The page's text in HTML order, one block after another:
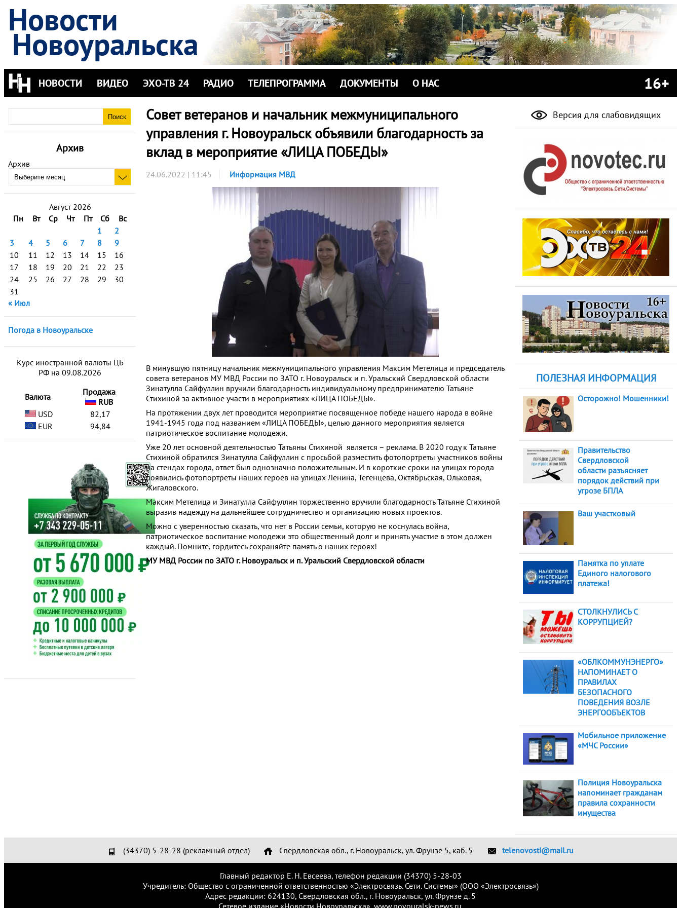
Новости
Новоуральска
НОВОСТИ ВИДЕО ЭХО-ТВ 24 РАДИО ТЕЛЕПРОГРАММА ДОКУМЕНТЫ О НАС 16+
Архив
Архив
Август 2026
Пн
Вт Ср Чт Пт Сб
Вс
1
2
3
4 5 6 7 8
9
10
11 12 13 14 15
16
17
18 19 20 21 22
23
24
25 26 27 28 29
30
31
« Июл
Погода в Новоуральске
Курс иностранной валюты ЦБ
РФ на 09.08.2026
Валюта
Продажа
RUB
USD
82,17
EUR
94,84
Совет ветеранов и начальник межмуниципального
управления г. Новоуральск объявили благодарность за
вклад в мероприятие «ЛИЦА ПОБЕДЫ»
24.06.2022 | 11:45 Информация МВД
В минувшую пятницу начальник межмуниципального управления Максим Метелица и председатель
совета ветеранов МУ МВД России по ЗАТО г. Новоуральск и п. Уральский Свердловской области
Зинатулла Сайфуллин вручили благодарность индивидуальному предпринимателю Татьяне
Стихиной за активное участи в мероприятиях «ЛИЦА ПОБЕДЫ».
На протяжении двух лет проводится мероприятие посвященное победе нашего народа в войне
1941-1945 года под названием «ЛИЦА ПОБЕДЫ», целью данного мероприятия является
патриотическое воспитание молодежи.
Уже 20 лет основной деятельностью Татьяны Стихиной является – реклама. В 2020 году к Татьяне
Стихиной обратился Зинатулла Сайфуллин с просьбой разместить фотопортреты участников войны
на стендах города, ответ был однозначно положительным. И в короткие сроки на улицах города
появились фотопортреты наших героев на улицах Ленина, Тегенцева, Октябрьская, Ольховая,
Жигаловского.
Максим Метелица и Зинатулла Сайфуллин торжественно вручили благодарность Татьяне Стихиной
выразив надежду на дальнейшее сотрудничество и организацию новых проектов.
Можно с уверенностью сказать, что нет в России семьи, которую не коснулась война,
патриотическое воспитание молодежи это общественный долг и принять участие в этом должен
каждый. Помните, гордитесь сохраняйте память о наших героях!
МУ МВД России по ЗАТО г. Новоуральск и п. Уральский Свердловской области
Версия для слабовидящих
ПОЛЕЗНАЯ ИНФОРМАЦИЯ
Осторожно! Мошенники!
Правительство
Свердловской
области разъясняет
порядок действий при
угрозе БПЛА
Ваш участковый
Памятка по уплате
Единого налогового
платежа!
СТОЛКНУЛИСЬ С
КОРРУПЦИЕЙ?
«ОБЛКОММУНЭНЕРГО»
НАПОМИНАЕТ О
ПРАВИЛАХ
БЕЗОПАСНОГО
ПОВЕДЕНИЯ ВОЗЛЕ
ЭНЕРГООБЪЕКТОВ
Мобильное приложение
«МЧС России»
Полиция Новоуральска
напоминает гражданам
правила сохранности
имущества
(34370) 5-28-28 (рекламный отдел) Свердловская обл., г. Новоуральск, ул. Фрунзе 5, каб. 5 telenovosti@mail.ru
Главный редактор Е. Н. Евсеева, телефон редакции (34370) 5-28-03
Учредитель: Общество с ограниченной ответственностью «Электросвязь. Сети. Системы» (ООО «Электросвязь»)
Адрес редакции: 624130, Свердловская обл., г. Новоуральск, ул. Фрунзе д. 5